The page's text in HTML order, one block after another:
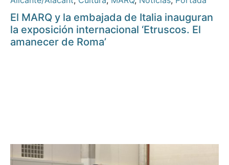
El MARQ y la embajada de Italia inauguran
la exposición internacional ‘Etruscos. El
amanecer de Roma’